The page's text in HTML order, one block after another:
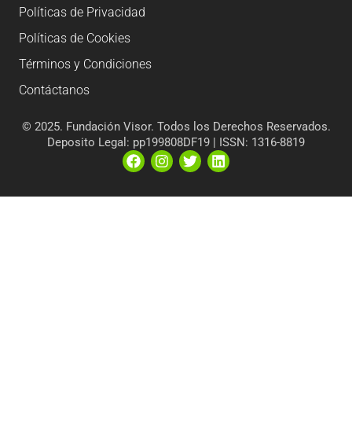
Políticas de Privacidad
Políticas de Cookies
Términos y Condiciones
Contáctanos
© 2025. Fundación Visor. Todos los Derechos Reservados.
Deposito Legal: pp199808DF19 | ISSN: 1316-8819